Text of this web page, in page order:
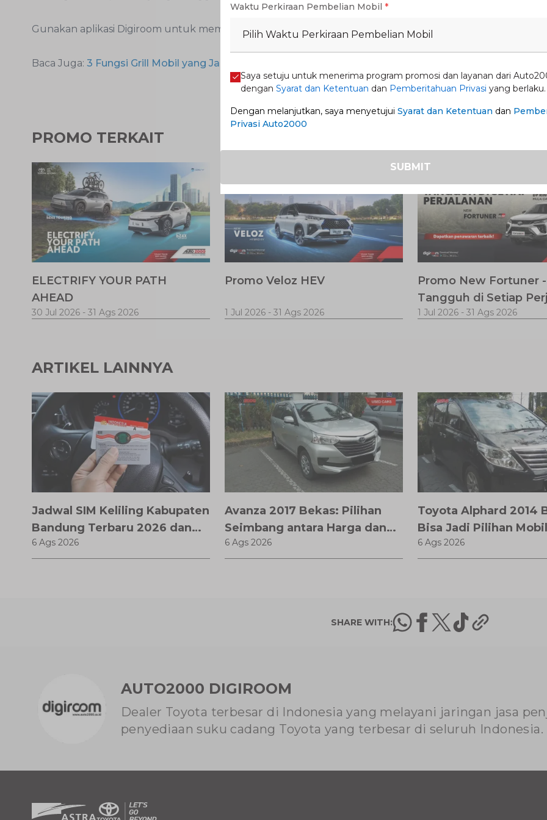
Gunakan aplikasi Digiroom untuk memilih mobil Toyota idaman Anda!
Baca Juga: 3 Fungsi Grill Mobil yang Jarang Diketahui
PROMO TERKAIT
ELECTRIFY YOUR PATH
AHEAD
30 Jul 2026 - 31 Ags 2026
Promo Veloz HEV
1 Jul 2026 - 31 Ags 2026
Promo New Fortuner -
Tangguh di Setiap
1 Jul 2026 - 31 Ags 2026
ARTIKEL LAINNYA
Jadwal SIM Keliling Kabupaten
Bandung Terbaru 2026 dan
Lokasinya
6 Ags 2026
Avanza 2017 Bekas: Pilihan
Seimbang antara Harga dan
Fitur Modern
6 Ags 2026
Toyota Alphard 2014
Bisa Jadi Pilihan
6 Ags 2026
SHARE WITH:
AUTO2000 DIGIROOM
Dealer Toyota terbesar di Indonesia yang melayani jaringan jasa
penyediaan suku cadang Toyota yang terbesar di seluruh Indonesia.
Waktu Perkiraan Pembelian Mobil *
Pilih Waktu Perkiraan Pembelian Mobil
Saya setuju untuk menerima program promosi dan layanan dari
dengan Syarat dan Ketentuan dan Pemberitahuan Privasi yang berlaku.
Dengan melanjutkan, saya menyetujui Syarat dan Ketentuan dan
Privasi Auto2000
SUBMIT